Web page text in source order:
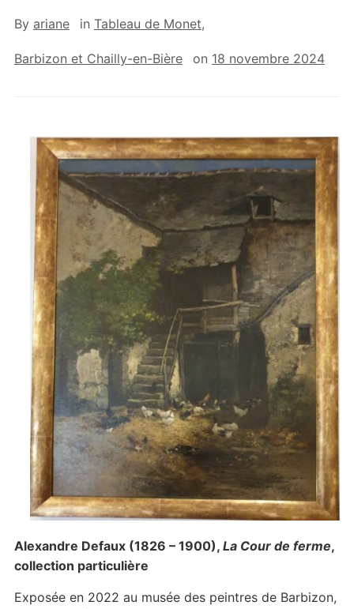
By ariane in Tableau de Monet,
Barbizon et Chailly-en-Bière on 18 novembre 2024
Alexandre Defaux (1826 – 1900), La Cour de ferme,
collection particulière
Exposée en 2022 au musée des peintres de Barbizon,